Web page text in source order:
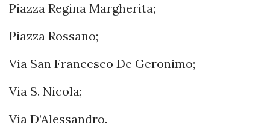
Piazza Regina Margherita;
Piazza Rossano;
Via San Francesco De Geronimo;
Via S. Nicola;
Via D’Alessandro.